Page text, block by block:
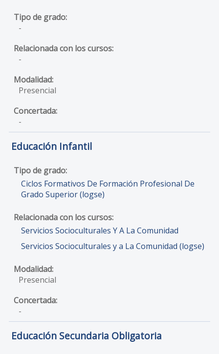
-
-
Presencial
-
Educación Infantil
Ciclos Formativos De Formación Profesional De
Grado Superior (logse)
Servicios Socioculturales Y A La Comunidad
Servicios Socioculturales y a La Comunidad (logse)
Presencial
-
Educación Secundaria Obligatoria